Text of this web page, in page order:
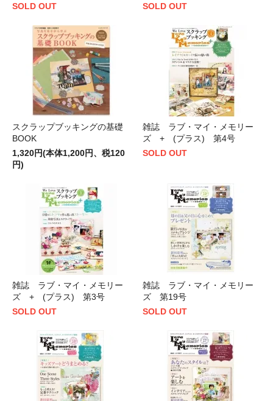
SOLD OUT
SOLD OUT
スクラップブッキングの基礎
BOOK
1,320円(本体1,200円、税120
円)
雑誌 ラブ・マイ・メモリー
ズ + (プラス) 第4号
SOLD OUT
雑誌 ラブ・マイ・メモリー
ズ + (プラス) 第3号
SOLD OUT
雑誌 ラブ・マイ・メモリー
ズ 第19号
SOLD OUT